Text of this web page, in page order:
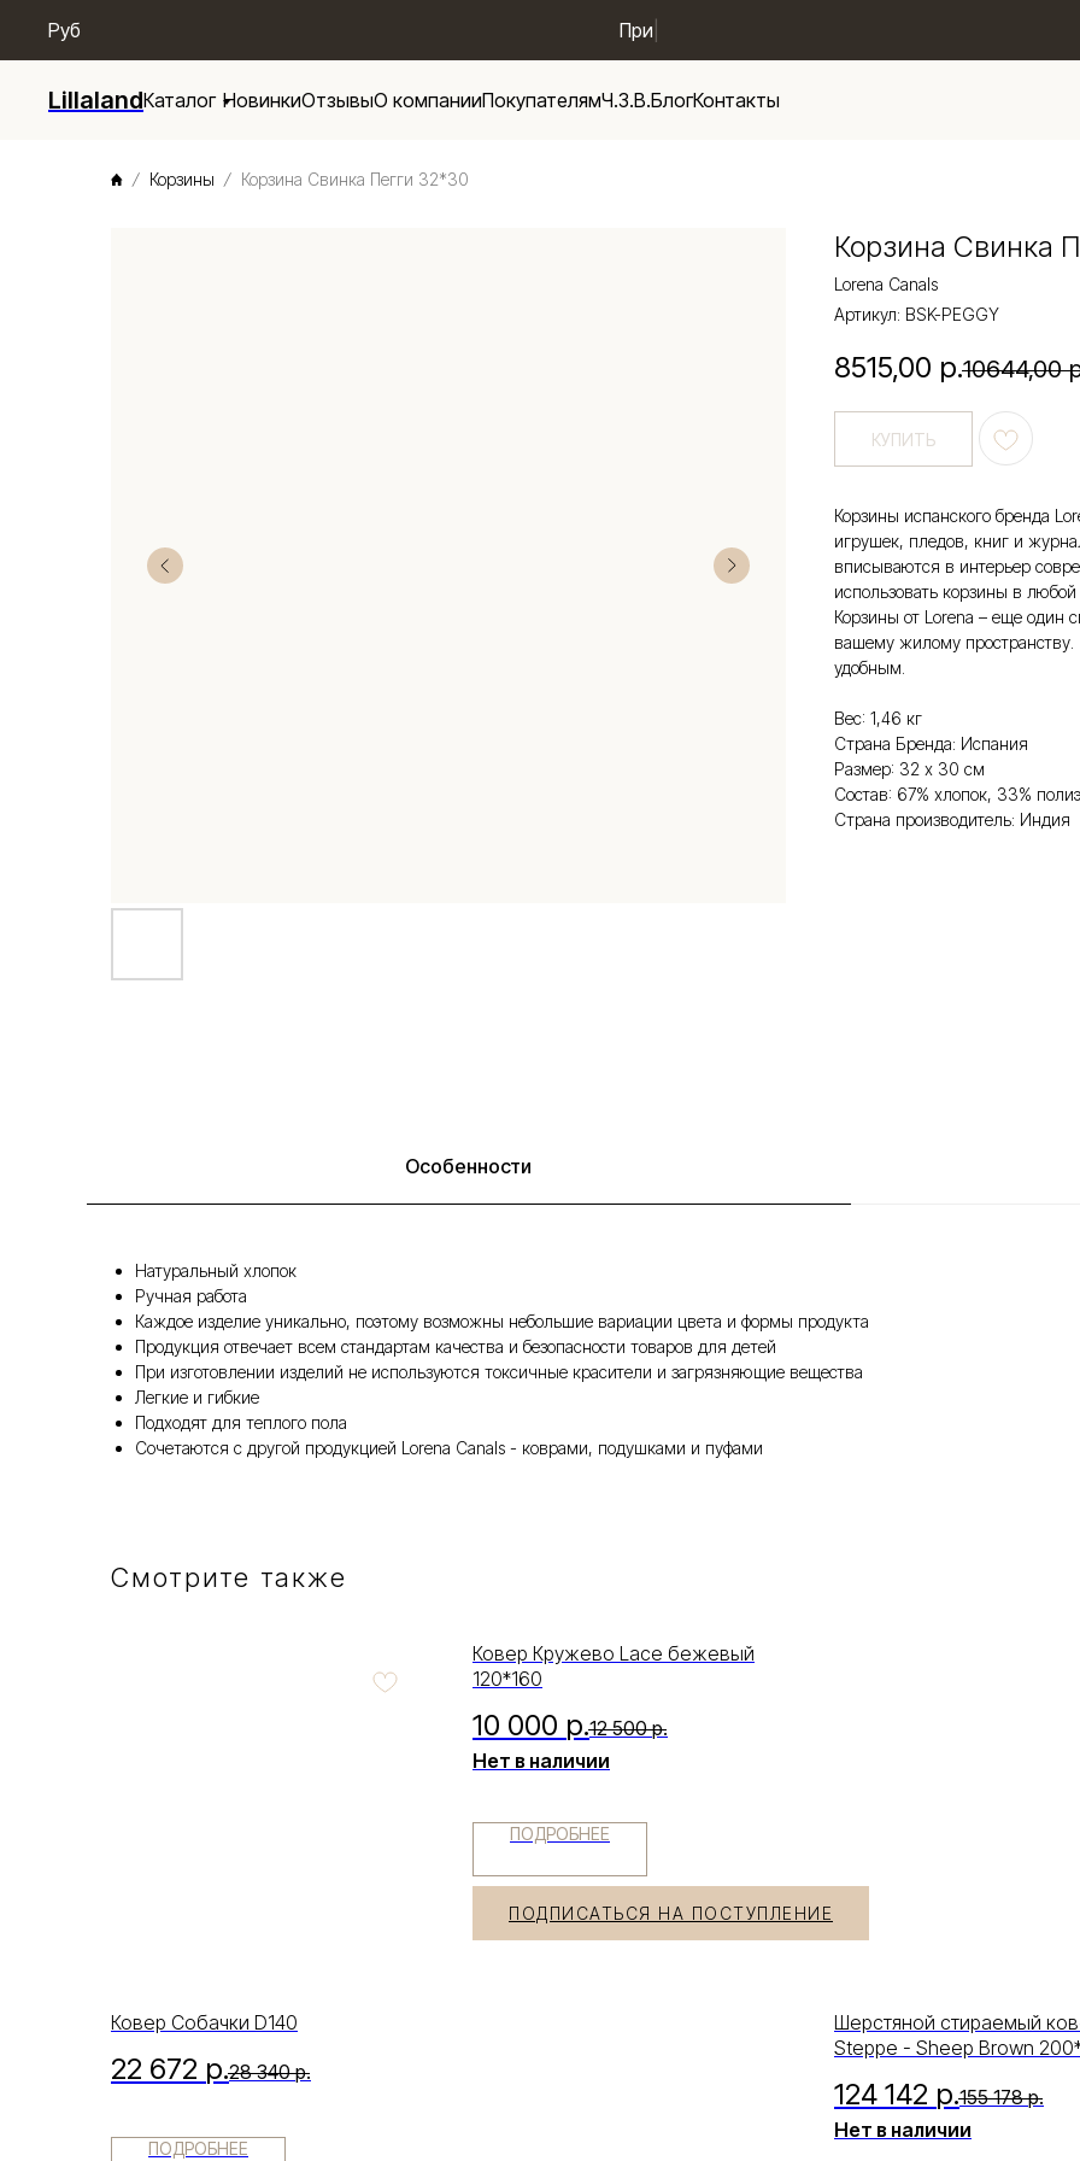
Новые посту
Руб
LillalandКаталог НовинкиОтзывыО компанииПокупателямЧ.З.В.БлогКонтакты
Корзины Корзина Свинка Пегги 32*30
Корзина Свинка
Lorena Canals
Артикул: BSK-PEGGY
8515,00 р.10644,00
КУПИТЬ
Корзины испанского бренда
игрушек, пледов, книг и
вписываются в интерьер
использовать корзины в
Корзины от Lorena – еще один
вашему жилому
удобным.
Вес: 1,46 кг
Страна Бренда: Испания
Размер: 32 х 30 см
Состав: 67% хлопок, 33%
Страна производитель: Индия
Особенности
Натуральный хлопок
Ручная работа
Каждое изделие уникально, поэтому возможны небольшие вариации цвета и формы продукта
Продукция отвечает всем стандартам качества и безопасности товаров для детей
При изготовлении изделий не используются токсичные красители и загрязняющие вещества
Легкие и гибкие
Подходят для теплого пола
Сочетаются с другой продукцией Lorena Canals - коврами, подушками и пуфами
Смотрите также
Ковер Собачки D140
22 672 р.28 340 р.
ПОДРОБНЕЕ
Ковер Кружево Lace бежевый
120*160
10 000 р.12 500 р.
Нет в наличии
ПОДРОБНЕЕ
ПОДПИСАТЬСЯ НА ПОСТУПЛЕНИЕ
Шерстяной стираемый
Steppe - Sheep Brown
124 142 р.155 178 р.
Нет в наличии